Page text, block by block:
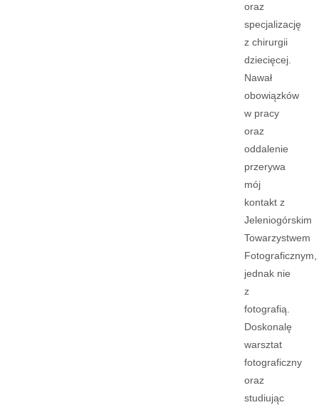
oraz
specjalizację
z chirurgii
dziecięcej.
Nawał
obowiązków
w pracy
oraz
oddalenie
przerywa
mój
kontakt z
Jeleniogórskim
Towarzystwem
Fotograficznym,
jednak nie
z
fotografią.
Doskonalę
warsztat
fotograficzny
oraz
studiując